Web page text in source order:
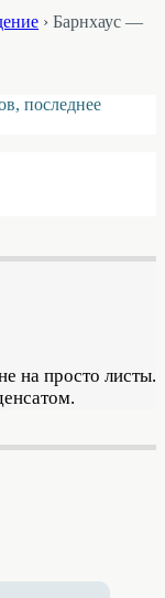
› Барнхаус —
последнее
на просто листы.